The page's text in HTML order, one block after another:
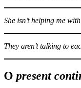
She isn’t helping me
They aren’t talking to
O present